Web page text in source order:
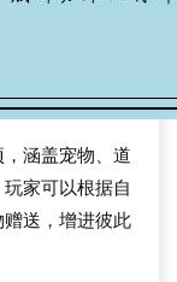
涵盖宠物、道
家可以根据自
送，增进彼此